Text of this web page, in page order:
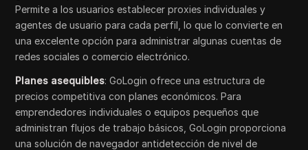
Permite a los usuarios establecer proxies individuales y
agentes de usuario para cada perfil, lo que lo convierte en
una excelente opción para administrar algunas cuentas de
redes sociales o comercio electrónico.
Planes asequibles: GoLogin ofrece una estructura de
precios competitiva con planes económicos. Para
emprendedores individuales o equipos pequeños que
administran flujos de trabajo básicos, GoLogin proporciona
una solución de navegador antidetección de nivel de